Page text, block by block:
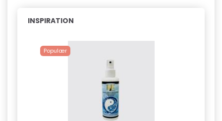
INSPIRATION
Populær